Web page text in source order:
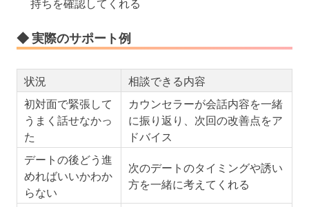
持ちを確認してくれる
◆ 実際のサポート例
状況
相談できる内容
初対面で緊張して
うまく話せなかっ
た
カウンセラーが会話内容を一緒
に振り返り、次回の改善点をア
ドバイス
デートの後どう進
めればいいかわか
らない
次のデートのタイミングや誘い
方を一緒に考えてくれる